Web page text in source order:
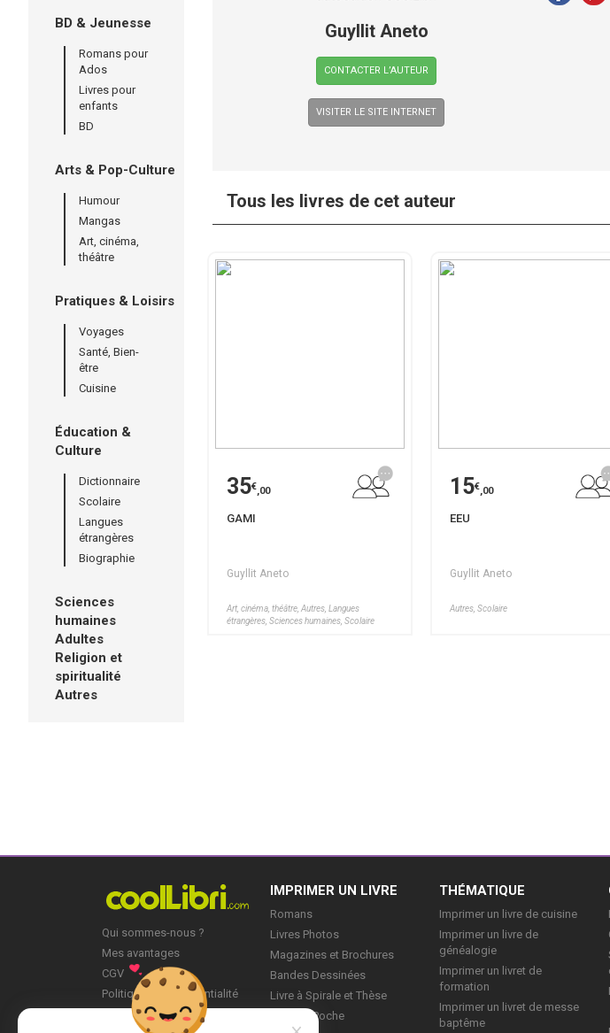
BD & Jeunesse
Romans pour
Ados
Livres pour
enfants
BD
Arts & Pop-Culture
Humour
Mangas
Art, cinéma,
théâtre
Pratiques & Loisirs
Voyages
Santé, Bien-
être
Cuisine
Éducation &
Culture
Dictionnaire
Scolaire
Langues
étrangères
Biographie
Sciences
humaines
Adultes
Religion et
spiritualité
Autres
Guyllit Aneto
CONTACTER L’AUTEUR
VISITER LE SITE INTERNET
Tous les livres de cet auteur
35€,00
GAMI
Guyllit Aneto
Art, cinéma, théâtre, Autres, Langues
étrangères, Sciences humaines, Scolaire
15€,00
EEU
Guyllit Aneto
Autres, Scolaire
Qui sommes-nous ?
Mes avantages
CGV
Politique de Confidentialité
IMPRIMER UN LIVRE
Romans
Livres Photos
Magazines et Brochures
Bandes Dessinées
Livre à Spirale et Thèse
Livre de Poche
THÉMATIQUE
Imprimer un livre de cuisine
Imprimer un livre de
généalogie
Imprimer un livret de
formation
Imprimer un livret de messe
baptême